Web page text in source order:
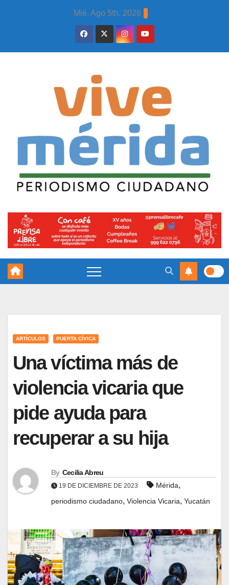
Mié. Ago 5th, 2026
ARTÍCULOS PUERTA CÍVICA
Una víctima más de
violencia vicaria que
pide ayuda para
recuperar a su hija
By Cecilia Abreu
19 DE DICIEMBRE DE 2023 Mérida,
periodismo ciudadano, Violencia Vicaria, Yucatán